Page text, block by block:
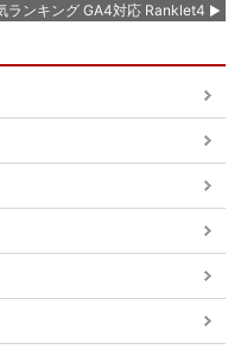
ランキング GA4対応 Ranklet4